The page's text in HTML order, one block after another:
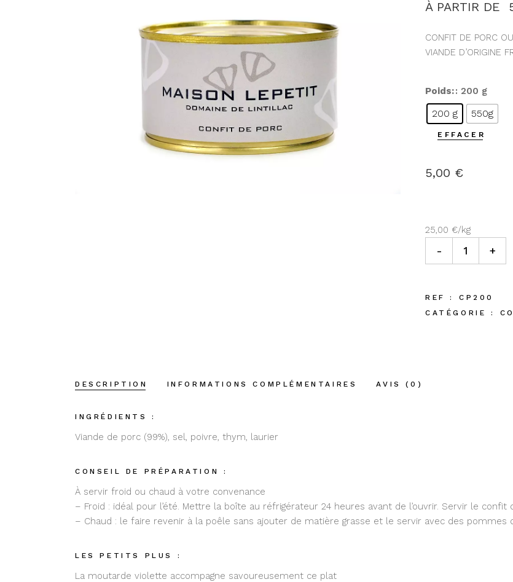
À PARTIR DE
CONFIT DE PORC
VIANDE D’ORIGINE
Poids : 200 g
200 g 550g
EFFACER
5,00 €
25,00 €/kg
CONFIT DE PORC
- +
REF :
CP200
CATÉGORIE :
DESCRIPTION INFORMATIONS COMPLÉMENTAIRES AVIS (0)
INGRÉDIENTS :
Viande de porc (99%), sel, poivre, thym, laurier
CONSEIL DE PRÉPARATION :
À servir froid ou chaud à votre convenance
– Froid : idéal pour l’été. Mettre la boîte au réfrigérateur 24 heures avant de l’ouvrir. Servir le
– Chaud : le faire revenir à la poêle sans ajouter de matière grasse et le servir avec des pommes
LES PETITS PLUS :
La moutarde violette accompagne savoureusement ce plat